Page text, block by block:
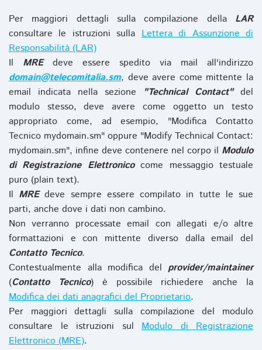
Per maggiori dettagli sulla compilazione della LAR
consultare le istruzioni sullaLettera di Assunzione di
Responsabilità (LAR)
Il MREdeve essere spedito via mail all'indirizzo
domain@telecomitalia.sm, deve avere come mittente la
email indicata nella sezione
"Technical Contact"del
modulo stesso, deve avere come oggetto un testo
appropriato come, ad esempio, "Modifica Contatto
Tecnico mydomain.sm" oppure "Modify Technical Contact:
mydomain.sm", infine deve contenere nel corpo il Modulo
di Registrazione Elettronicocome messaggio testuale
puro (plain text).
Il MREdeve sempre essere compilato in tutte le sue
parti, anche dove i dati non cambino.
Non verranno processate email con allegati e/o altre
formattazioni e con mittente diverso dalla email del
Contatto Tecnico.
Contestualmente alla modifica del provider/maintainer
(Contatto Tecnico) è possibile richiedere anche la
Modifica dei dati anagrafici del Proprietario.
Per maggiori dettagli sulla compilazione del modulo
consultare le istruzioni sul Modulo di Registrazione
Elettronico (MRE).